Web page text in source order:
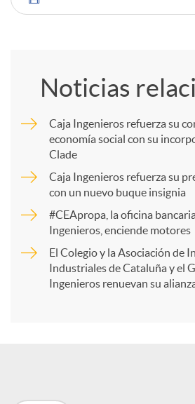
C
m
r
Noticias
Caja Ingenieros refuerza su
economía social con su
Clade
Caja Ingenieros refuerza su
con un nuevo buque insignia
#CEApropa, la oficina
Ingenieros, enciende motores
El Colegio y la Asociación de
Industriales de Cataluña y el
Ingenieros renuevan su